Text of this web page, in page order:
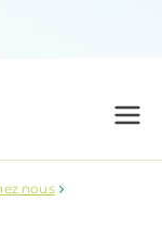
nous